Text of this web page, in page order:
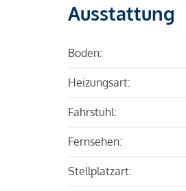
Ausstattung
Boden:
Heizungsart:
Fahrstuhl:
Fernsehen:
Stellplatzart: